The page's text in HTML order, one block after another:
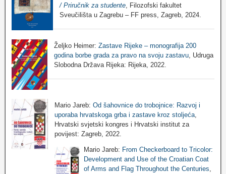
/ Priručnik za studente, Filozofski fakultet
Sveučilišta u Zagrebu – FF press, Zagreb, 2024.
Željko Heimer: Zastave Rijeke – monografija 200
godina borbe grada za pravo na svoju zastavu, Udruga
Slobodna Država Rijeka: Rijeka, 2022.
Mario Jareb: Od šahovnice do trobojnice: Razvoj i
uporaba hrvatskoga grba i zastave kroz stoljeća,
Hrvatski svjetski kongres i Hrvatski institut za
povijest: Zagreb, 2022.
Mario Jareb: From Checkerboard to Tricolor:
Development and Use of the Croatian Coat
of Arms and Flag Throughout the Centuries